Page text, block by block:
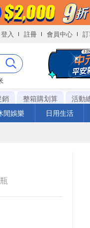
登入 註冊 會員中心
銷
整箱購划算 活動
閒娛樂
日用生活